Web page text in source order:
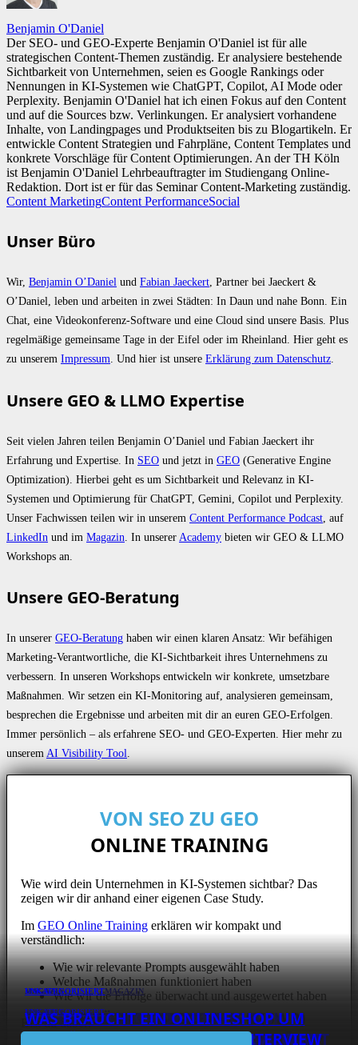
UNKATEGORISIERTMAGAZIN
WIE DER SÜDWESTRUNDFUNK (SWR)
AN SEARCH EXPERIENCE ARBEITET:
SEO FÜR EIN SOFTWARE-
UNTERNEHMEN: INTERVIEW MIT BEAT
MAGAZIN
WOHIN ENTWICKELT SICH SEO?
INTERVIEW MIT CHRISTIAN KUNZ ÜBER
MAGAZIN
WIE DU EIN SEO-PORTAL MIT 700K
KLICKS PRO QUARTAL ENTWICKELST:
MAGAZIN
SEO FÜR SOFTWARE UNTERNEHMEN:
SO GEHT USER TESTING: INTERVIEW MIT
UNKATEGORISIERT
SEO FÜR EIN MÖBEL-STARTUP:
UNKATEGORISIERT
WAS BRAUCHT EIN ONLINESHOP UM
ERFOLGREICH ZU RANKEN? INTERVIEW
Benjamin O'Daniel
Der SEO- und GEO-Experte Benjamin O'Daniel ist für alle
strategischen Content-Themen zuständig. Er analysiere bestehende
Sichtbarkeit von Unternehmen, seien es Google Rankings oder
Nennungen in KI-Systemen wie ChatGPT, Copilot, AI Mode oder
Perplexity. Benjamin O'Daniel hat ich einen Fokus auf den Content
und auf die Sources bzw. Verlinkungen. Er analysiert vorhandene
Inhalte, von Landingpages und Produktseiten bis zu Blogartikeln. Er
entwickle Content Strategien und Fahrpläne, Content Templates und
konkrete Vorschläge für Content Optimierungen. An der TH Köln
ist Benjamin O'Daniel Lehrbeauftragter im Studiengang Online-
Redaktion. Dort ist er für das Seminar Content-Marketing zuständig.
Content MarketingContent PerformanceSocial
Unser Büro
Wir, Benjamin O’Daniel und Fabian Jaeckert , Partner bei Jaeckert &
O’Daniel, leben und arbeiten in zwei Städten: In Daun und nahe Bonn. Ein
Chat, eine Videokonferenz-Software und eine Cloud sind unsere Basis. Plus
regelmäßige gemeinsame Tage in der Eifel oder im Rheinland. Hier geht es
zu unserem Impressum . Und hier ist unsere Erklärung zum Datenschutz
Unsere GEO & LLMO Expertise
Seit vielen Jahren teilen Benjamin O’Daniel und Fabian Jaeckert ihr
Erfahrung und Expertise. In SEO und jetzt in GEO (Generative Engine
Optimization). Hierbei geht es um Sichtbarkeit und Relevanz in KI-
Systemen und Optimierung für ChatGPT, Gemini, Copilot und Perplexity.
Unser Fachwissen teilen wir in unserem Content Performance Podcast , auf
LinkedIn und im Magazin . In unserer Academy bieten wir GEO & LLMO
Workshops an.
Unsere GEO-Beratung
In unserer GEO-Beratung haben wir einen klaren Ansatz: Wir befähigen
Marketing-Verantwortliche, die KI-Sichtbarkeit ihres Unternehmens zu
verbessern. In unseren Workshops entwickeln wir konkrete, umsetzbare
Maßnahmen. Wir setzen ein KI-Monitoring auf, analysieren gemeinsam,
besprechen die Ergebnisse und arbeiten mit dir an euren GEO-Erfolgen.
Immer persönlich – als erfahrene SEO- und GEO-Experten. Hier mehr zu
unseremAI Visibility Tool.
VON SEO ZU GEO
ONLINE TRAINING
Wie wird dein Unternehmen in KI-Systemen sichtbar? Das
zeigen wir dir anhand einer eigenen Case Study.
Im GEO Online Training erklären wir kompakt und
verständlich:
Wie wir relevante Prompts ausgewählt haben
Welche Maßnahmen funktioniert haben
Wie wir die Erfolge überwacht und ausgewertet haben
Bist du dabei?